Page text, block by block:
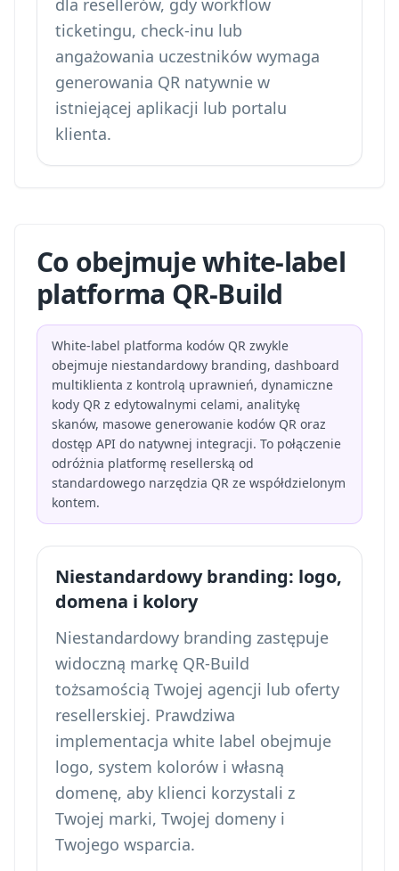
dla resellerów, gdy workflow
ticketingu, check-inu lub
angażowania uczestników wymaga
generowania QR natywnie w
istniejącej aplikacji lub portalu
klienta.
Co obejmuje white-label
platforma QR-Build
White-label platforma kodów QR zwykle
obejmuje niestandardowy branding, dashboard
multiklienta z kontrolą uprawnień, dynamiczne
kody QR z edytowalnymi celami, analitykę
skanów, masowe generowanie kodów QR oraz
dostęp API do natywnej integracji. To połączenie
odróżnia platformę resellerską od
standardowego narzędzia QR ze współdzielonym
kontem.
Niestandardowy branding: logo,
domena i kolory
Niestandardowy branding zastępuje
widoczną markę QR-Build
tożsamością Twojej agencji lub oferty
resellerskiej. Prawdziwa
implementacja white label obejmuje
logo, system kolorów i własną
domenę, aby klienci korzystali z
Twojej marki, Twojej domeny i
Twojego wsparcia.